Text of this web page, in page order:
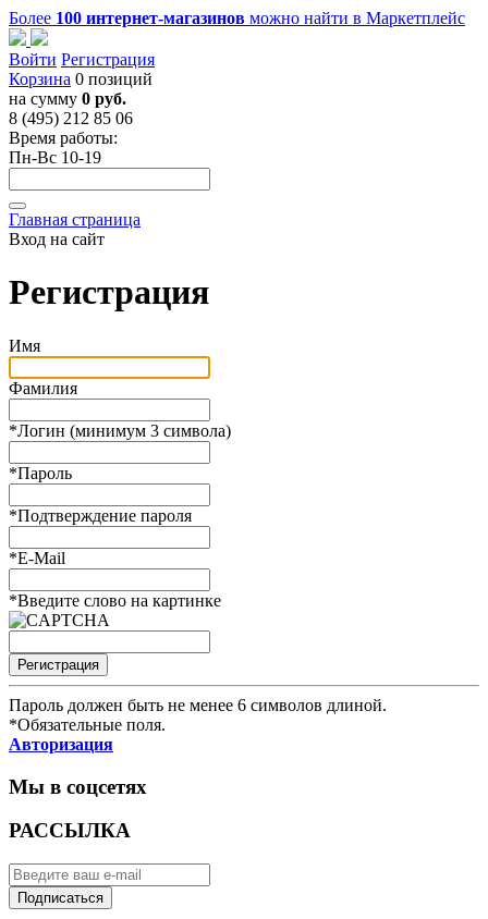
Более 100 интернет-магазинов можно найти в Маркетплейс
Войти Регистрация
Корзина 0 позиций
на сумму 0 руб.
8 (495) 212 85 06
Время работы:
Пн-Вс 10-19
Главная страница
Вход на сайт
Регистрация
Имя
Фамилия
*Логин (минимум 3 символа)
*Пароль
*Подтверждение пароля
*E-Mail
*Введите слово на картинке
Пароль должен быть не менее 6 символов длиной.
*Обязательные поля.
Авторизация
Мы в соцсетях
РАССЫЛКА
Подписаться